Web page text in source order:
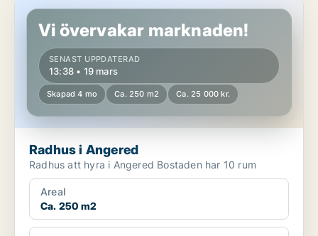
Radhus i Angered
Vi övervakar marknaden!
SENAST UPPDATERAD
13:38 • 19 mars
Skapad 4 mo Ca. 250 m2 Ca. 25 000 kr.
Radhus i Angered
Radhus att hyra i Angered Bostaden har 10 rum
Areal
Ca. 250 m2